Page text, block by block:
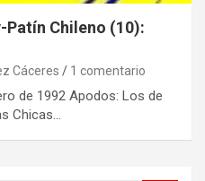
Chileno (10):
Cáceres 1 comentario
de 1992 Apodos: Los de
Chicas…